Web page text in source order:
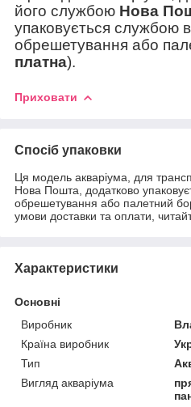
його службою Нова
упаковується службою
обрешетування або
платна).
Приховати
Спосіб упаковки
Ця модель акваріума, для
Нова Пошта, додатково
обрешетування або палетний
умови доставки та оплати,
Характеристики
Основні
Виробник
Країна виробник
Тип
Вигляд акваріума